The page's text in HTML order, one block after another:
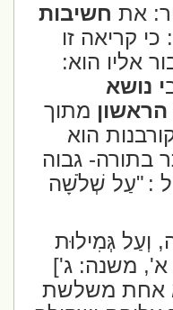
אתחשיבות
זו
אליו הוא:
נושא
מתוך
הוא
בתורה- גבוה
: "עַל שְׁלֹשָׁה
גְּמִילוּת
משנה: ג']
אחת משלשת